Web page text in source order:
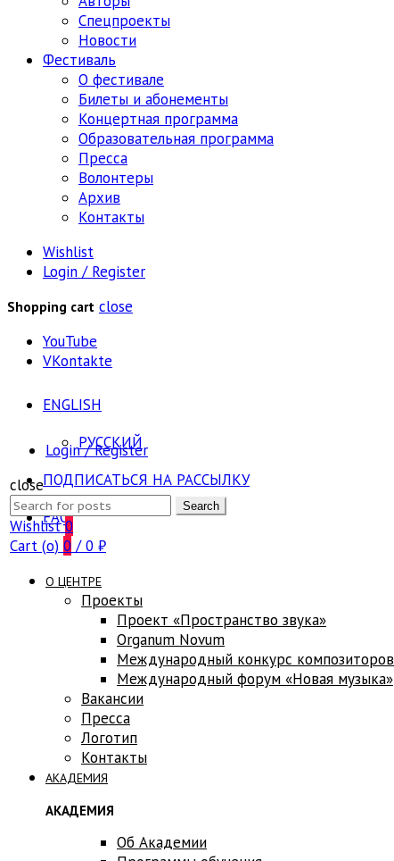
Спецпроекты
Новости
Фестиваль
О фестивале
Билеты и абонементы
Концертная программа
Образовательная программа
Пресса
Волонтеры
Архив
Контакты
Wishlist
Login / Register
Shopping cart close
YouTube
VKontakte
ENGLISH
РУССКИЙ
ПОДПИСАТЬСЯ НА РАССЫЛКУ
FAQ
Login / Register
close
Search
for:
Search
Wishlist0
Cart (o) 0 / 0 ₽
О ЦЕНТРЕ
Проекты
Проект «Пространство звука»
Оrganum Novum
Международный конкурс композиторов
Международный форум «Новая музыка»
Вакансии
Пресса
Логотип
Контакты
АКАДЕМИЯ
АКАДЕМИЯ
Об Академии